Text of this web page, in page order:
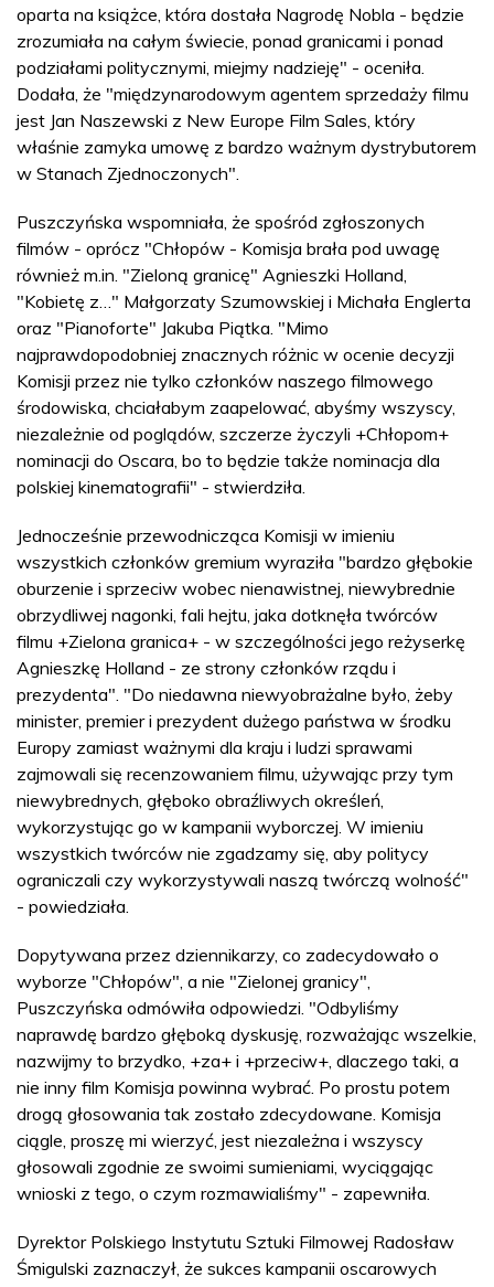
oparta na książce, która dostała Nagrodę Nobla - będzie
zrozumiała na całym świecie, ponad granicami i ponad
podziałami politycznymi, miejmy nadzieję" - oceniła.
Dodała, że "międzynarodowym agentem sprzedaży filmu
jest Jan Naszewski z New Europe Film Sales, który
właśnie zamyka umowę z bardzo ważnym dystrybutorem
w Stanach Zjednoczonych".
Puszczyńska wspomniała, że spośród zgłoszonych
filmów - oprócz "Chłopów - Komisja brała pod uwagę
również m.in. "Zieloną granicę" Agnieszki Holland,
"Kobietę z…" Małgorzaty Szumowskiej i Michała Englerta
oraz "Pianoforte" Jakuba Piątka. "Mimo
najprawdopodobniej znacznych różnic w ocenie decyzji
Komisji przez nie tylko członków naszego filmowego
środowiska, chciałabym zaapelować, abyśmy wszyscy,
niezależnie od poglądów, szczerze życzyli +Chłopom+
nominacji do Oscara, bo to będzie także nominacja dla
polskiej kinematografii" - stwierdziła.
Jednocześnie przewodnicząca Komisji w imieniu
wszystkich członków gremium wyraziła "bardzo głębokie
oburzenie i sprzeciw wobec nienawistnej, niewybrednie
obrzydliwej nagonki, fali hejtu, jaka dotknęła twórców
filmu +Zielona granica+ - w szczególności jego reżyserkę
Agnieszkę Holland - ze strony członków rządu i
prezydenta". "Do niedawna niewyobrażalne było, żeby
minister, premier i prezydent dużego państwa w środku
Europy zamiast ważnymi dla kraju i ludzi sprawami
zajmowali się recenzowaniem filmu, używając przy tym
niewybrednych, głęboko obraźliwych określeń,
wykorzystując go w kampanii wyborczej. W imieniu
wszystkich twórców nie zgadzamy się, aby politycy
ograniczali czy wykorzystywali naszą twórczą wolność"
- powiedziała.
Dopytywana przez dziennikarzy, co zadecydowało o
wyborze "Chłopów", a nie "Zielonej granicy",
Puszczyńska odmówiła odpowiedzi. "Odbyliśmy
naprawdę bardzo głęboką dyskusję, rozważając wszelkie,
nazwijmy to brzydko, +za+ i +przeciw+, dlaczego taki, a
nie inny film Komisja powinna wybrać. Po prostu potem
drogą głosowania tak zostało zdecydowane. Komisja
ciągle, proszę mi wierzyć, jest niezależna i wszyscy
głosowali zgodnie ze swoimi sumieniami, wyciągając
wnioski z tego, o czym rozmawialiśmy" - zapewniła.
Dyrektor Polskiego Instytutu Sztuki Filmowej Radosław
Śmigulski zaznaczył, że sukces kampanii oscarowych